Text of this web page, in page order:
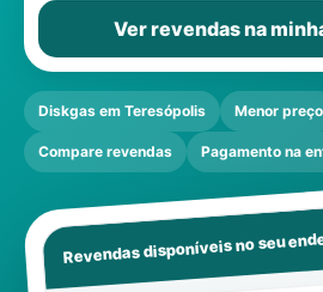
Ver revendas na
Diskgas em Teresópolis Menor preço
Compare revendas Pagamento na
Revendas disponíveis no seu